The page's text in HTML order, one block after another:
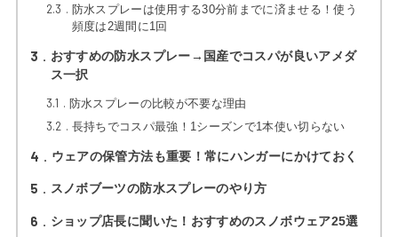
2.3
防水スプレーは使用する30分前までに済ませる！使う
頻度は2週間に1回
3
おすすめの防水スプレー→国産でコスパが良いアメダ
ス一択
3.1
防水スプレーの比較が不要な理由
3.2 長持ちでコスパ最強！1シーズンで1本使い切らない
4 ウェアの保管方法も重要！常にハンガーにかけておく
5 スノボブーツの防水スプレーのやり方
6 ショップ店長に聞いた！おすすめのスノボウェア25選